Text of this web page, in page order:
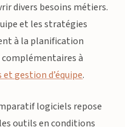
divers besoins métiers.
et les stratégies
à la planification
à
gestion d’équipe.
logiciels repose
outils en conditions